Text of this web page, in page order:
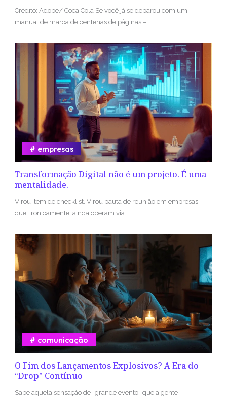
Crédito: Adobe/ Coca Cola Se você já se deparou com um
manual de marca de centenas de páginas –...
Transformação Digital não é um projeto. É uma
mentalidade.
empresas
Virou item de checklist. Virou pauta de reunião em empresas
que, ironicamente, ainda operam via...
O Fim dos Lançamentos Explosivos? A Era do
“Drop” Contínuo
comunicação
Sabe aquela sensação de “grande evento” que a gente